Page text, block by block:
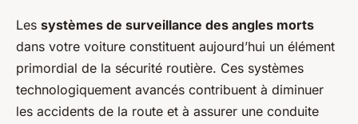
Les systèmes de surveillance des angles morts
dans votre voiture constituent aujourd’hui un élément
primordial de la sécurité routière. Ces systèmes
technologiquement avancés contribuent à diminuer
les accidents de la route et à assurer une conduite